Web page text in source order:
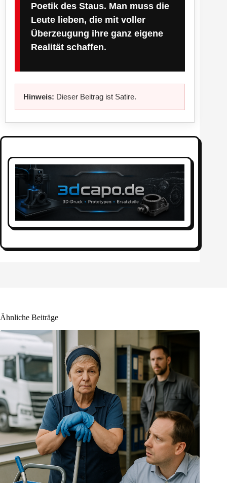
Poetik des Staus. Man muss die
Leute lieben, die mit voller
Überzeugung ihre ganz eigene
Realität schaffen.
Hinweis: Dieser Beitrag ist Satire.
Ähnliche Beiträge